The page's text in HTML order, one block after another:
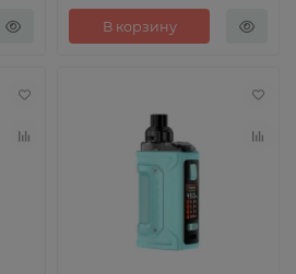
В корзину